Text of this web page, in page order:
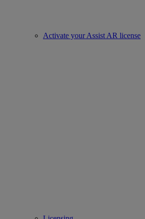
Activate your Assist AR license